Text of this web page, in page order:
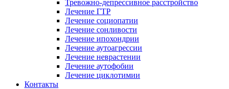
Тревожно-депрессивное расстройство
Лечение ГТР
Лечение социопатии
Лечение сонливости
Лечение ипохондрии
Лечение аутоагрессии
Лечение неврастении
Лечение аутофобии
Лечение циклотимии
Контакты